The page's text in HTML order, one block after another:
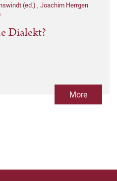
(ed.) , Joachim Herrgen
Dialekt?
More